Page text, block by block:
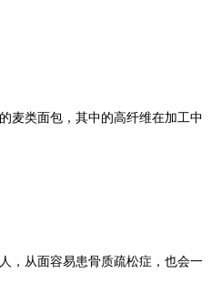
麦类面包，其中的高纤维在加工中
，从面容易患骨质疏松症，也会一